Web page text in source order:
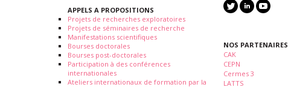
APPELS A PROPOSITIONS
Projets de recherches exploratoires
Projets de séminaires de recherche
Manifestations scientifiques
Bourses doctorales
Bourses post-doctorales
Participation à des conférences
internationales
Ateliers internationaux de formation par la
NOS PARTENAIRES
CAK
CEPN
Cermes 3
LATTS